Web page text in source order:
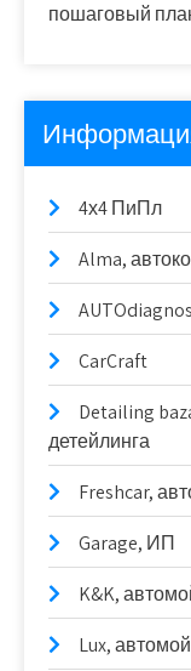
пошаговый
4х4 ПиПл
Alma,
CarCraft
Detailing
детейлинга
Freshcar,
Garage, ИП
K&K,
Lux,